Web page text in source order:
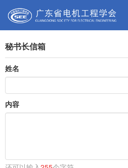
秘书长信箱
姓名
内容